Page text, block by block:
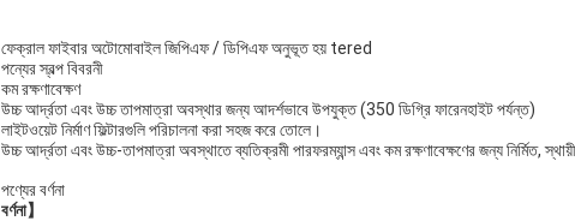
ফেক্রাল ফাইবার অটোমোবাইল জিপিএফ / ডিপিএফ অনুভূত হয় tered
পন্যের স্বল্প বিবরনী
কম রক্ষণাবেক্ষণ
উচ্চ আর্দ্রতা এবং উচ্চ তাপমাত্রা অবস্থার জন্য আদর্শভাবে উপযুক্ত (350 ডিগ্রি ফারেনহাইট পর্যন্ত)
লাইটওয়েট নির্মাণ ফিল্টারগুলি পরিচালনা করা সহজ করে তোলে।
উচ্চ আর্দ্রতা এবং উচ্চ-তাপমাত্রা অবস্থাতে ব্যতিক্রমী পারফরম্যান্স এবং কম রক্ষণাবেক্ষণের জন্য নির্মিত,
পণ্যের বর্ণনা
বর্ণনা】